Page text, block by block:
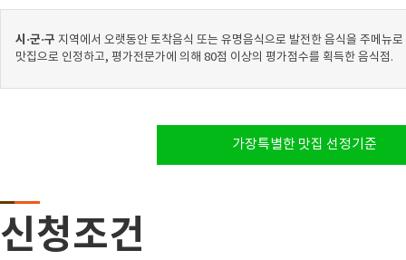
시·군·구 지역에서 오랫동안 토착음식 또는 유명음식으로 발전한 음식을 주메뉴
맛집으로 인정하고, 평가전문가에 의해 80점 이상의 평가점수를 획득한 음식점.
가장특별한 맛집 선정기준
신청조건